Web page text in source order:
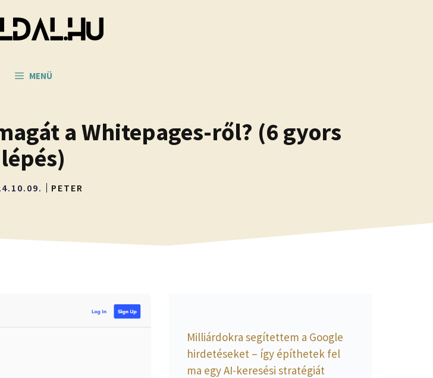
MENÜ
a Whitepages-ről? (6 gyors
lépés)
PETER
Milliárdokra segítettem a Google
hirdetéseket – így építhetek fel
ma egy AI-keresési stratégiát